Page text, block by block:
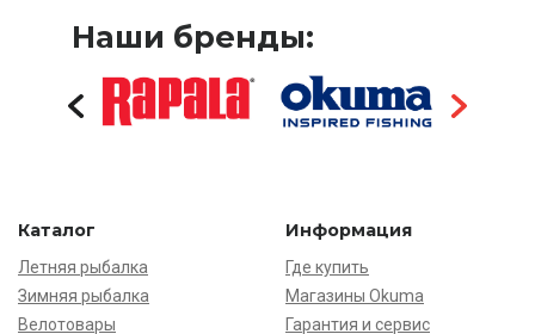
Наши бренды:
Каталог
Летняя рыбалка
Зимняя рыбалка
Велотовары
Информация
Где купить
Магазины Okuma
Гарантия и сервис